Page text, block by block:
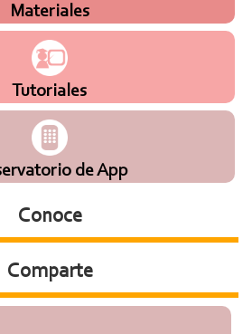
Materiales
Tutoriales
de App
Conoce
Comparte